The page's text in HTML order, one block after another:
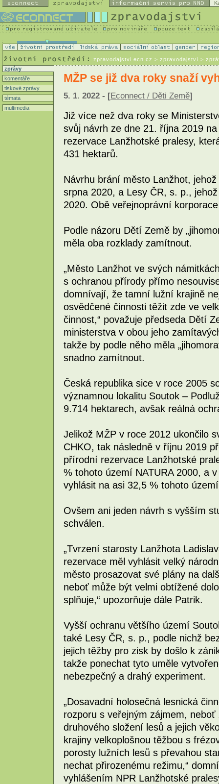
zpravodajstvi.ecn.cz > zpravodajství >
zprávy
komentáře
tiskové zprávy
témata
multimedia
MŽP se již dva roky snaží
5. 1. 2022 - [Econnect / Děti Země]
Již více než dva roky se
svůj návrh ze dne 21. října 2019
rezervace Lanžhotské pralesy,
431 hektarů.
Návrhu brání město Lanžhot,
srpna 2020, a Lesy ČR, s. p.,
2020. Obě veřejnoprávní
Podle názoru Dětí Země by
měla oba rozklady zamítnout.
„Město Lanžhot ve svých
s ochranou přírody přímo
domnívají, že tamní lužní krajině
osvědčené činnosti těžit zde ve
činnost,“ považuje předseda Dětí
ministerstva v obou jeho
takže by podle něho měla
snadno zamítnout.
Česká republika sice v roce 2005
významnou lokalitu Soutok –
9.714 hektarech, avšak reálná
Jelikož MŽP v roce 2012 ukončilo
CHKO, tak následně v říjnu 2019
přírodní rezervace Lanžhotské
% tohoto území NATURA 2000, a
vyhlásit na asi 32,5 % tohoto
Ovšem ani jeden návrh s vyšším
schválen.
„Tvrzení starosty Lanžhota
rezervace měl vyhlásit velký
město prosazovat své plány na
neboť může být velmi obtížené
splňuje,“ upozorňuje dále Patrik.
Vyšší ochranu většího území
také Lesy ČR, s. p., podle nichž
jejich těžby pro zisk by došlo k
takže ponechat tyto uměle
nebezpečný a drahý experiment.
„Dosavadní holosečná lesnická
rozporu s veřejným zájmem,
druhového složení lesů a jejich
krajiny velkoplošnou těžbou s
porosty lužních lesů s převahou
nechat přirozenému režimu,“
vyhlášením NPR Lanžhotské